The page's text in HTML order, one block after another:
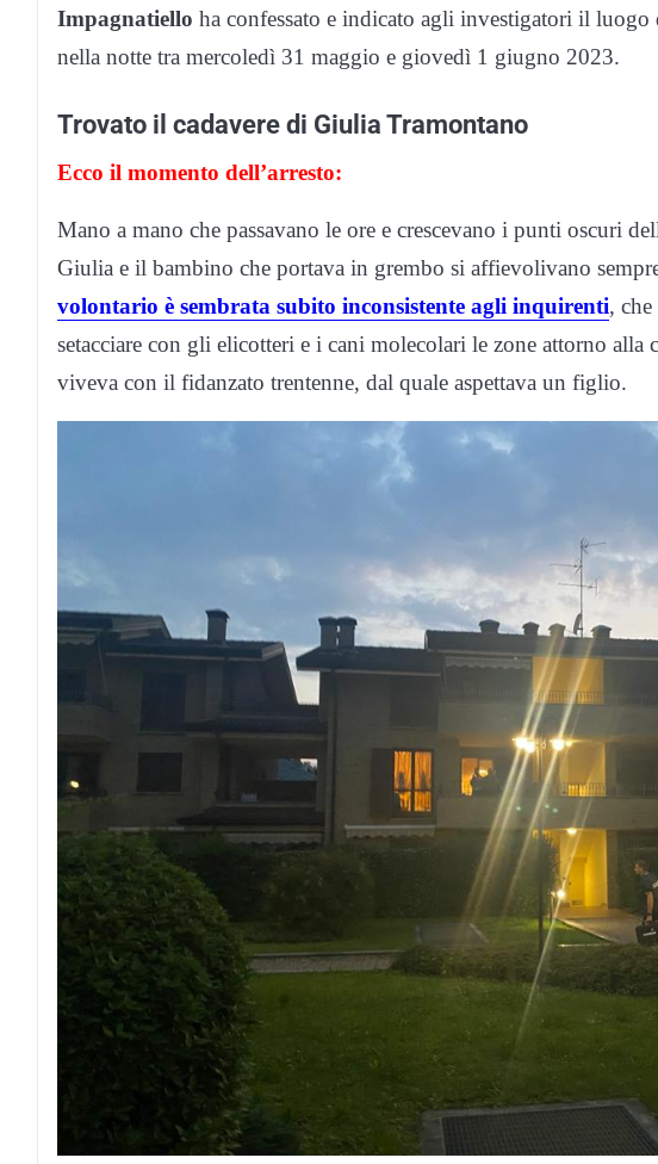
Impagnatiello ha confessato e indicato agli investigatori il luogo
nella notte tra mercoledì 31 maggio e giovedì 1 giugno 2023.
Trovato il cadavere di Giulia Tramontano
Ecco il momento dell’arresto:
Mano a mano che passavano le ore e crescevano i punti oscuri
Giulia e il bambino che portava in grembo si affievolivano
volontario è sembrata subito inconsistente agli inquirenti,
setacciare con gli elicotteri e i cani molecolari le zone attorno alla
viveva con il fidanzato trentenne, dal quale aspettava un figlio.